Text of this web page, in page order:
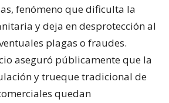
fenómeno que dificulta la
y deja en desprotección al
plagas o fraudes.
aseguró públicamente que la
y trueque tradicional de
quedan